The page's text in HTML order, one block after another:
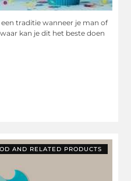
traditie wanneer je man of
kan je dit het beste doen
AND RELATED PRODUCTS